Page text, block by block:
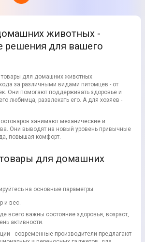
животных -
решения для вашего
для домашних животных
за различными видами питомцев - от
Они помогают поддерживать здоровье и
любимца, развлекать его. А для хозяев -
занимают механические и
Они выводят на новый уровень привычные
повышая комфорт.
для домашних
на основные параметры:
и вес.
всего важны состояние здоровья, возраст,
активности.
- современные производители предлагают